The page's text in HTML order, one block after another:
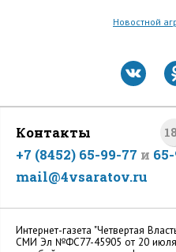
Новостной
Контакты
+7 (8452) 65-99-77 и
mail@4vsaratov.ru
Интернет-газета "Четвертая
СМИ Эл №ФС77-45905 от 20